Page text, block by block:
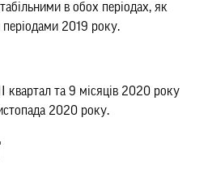
в обох періодах, як
періодами 2019 року.
квартал та 9 місяців 2020 року
2020 року.